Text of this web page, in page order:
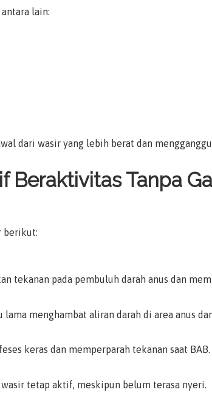
lain:
dari wasir yang lebih berat dan
Beraktivitas Tanpa
berikut:
tekanan pada pembuluh darah anus dan
menghambat aliran darah di area anus
keras dan memperparah tekanan saat BAB.
tetap aktif, meskipun belum terasa nyeri.